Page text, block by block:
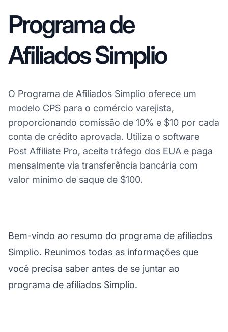
Programa de
Afiliados Simplio
O Programa de Afiliados Simplio oferece um
modelo CPS para o comércio varejista,
proporcionando comissão de 10% e $10 por cada
conta de crédito aprovada. Utiliza o software
Post Affiliate Pro, aceita tráfego dos EUA e paga
mensalmente via transferência bancária com
valor mínimo de saque de $100.
Bem-vindo ao resumo do programa de afiliados
Simplio. Reunimos todas as informações que
você precisa saber antes de se juntar ao
programa de afiliados Simplio.